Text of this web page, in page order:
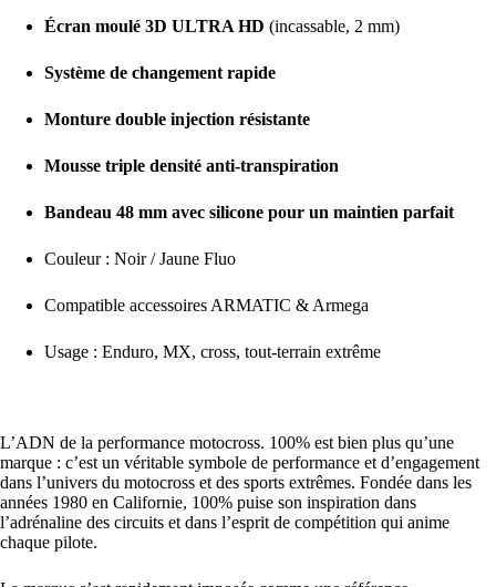
Écran moulé 3D ULTRA HD (incassable, 2 mm)
Système de changement rapide
Monture double injection résistante
Mousse triple densité anti-transpiration
Bandeau 48 mm avec silicone pour un maintien parfait
Couleur : Noir / Jaune Fluo
Compatible accessoires ARMATIC & Armega
Usage : Enduro, MX, cross, tout-terrain extrême
L’ADN de la performance motocross. 100% est bien plus qu’une
marque : c’est un véritable symbole de performance et d’engagement
dans l’univers du motocross et des sports extrêmes. Fondée dans les
années 1980 en Californie, 100% puise son inspiration dans
l’adrénaline des circuits et dans l’esprit de compétition qui anime
chaque pilote.